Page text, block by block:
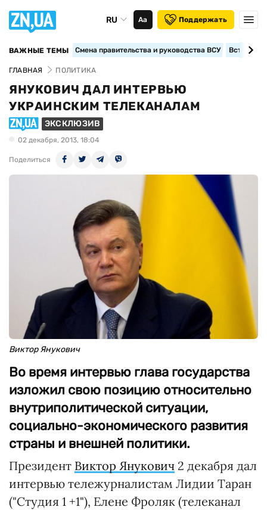
RU Аа Поддержать
ВАЖНЫЕ ТЕМЫ Смена правительства и руководства ВСУ
ГЛАВНАЯ ПОЛИТИКА
ЯНУКОВИЧ ДАЛ ИНТЕРВЬЮ
УКРАИНСКИМ ТЕЛЕКАНАЛАМ
ЭКСКЛЮЗИВ
02 декабря, 2013, 18:04
Поделиться
Виктор Янукович
Во время интервью глава государства
изложил свою позицию относительно
внутриполитической ситуации,
социально-экономического развития
страны и внешней политики.
Президент Виктор Янукович 2 декабря дал
интервью тележурналистам Лидии Таран
("Студия 1 +1"), Елене Фроляк (телеканал